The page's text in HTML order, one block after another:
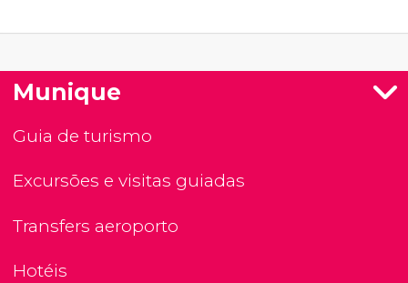
Munique
Guia de turismo
Excursões e visitas guiadas
Transfers aeroporto
Hotéis